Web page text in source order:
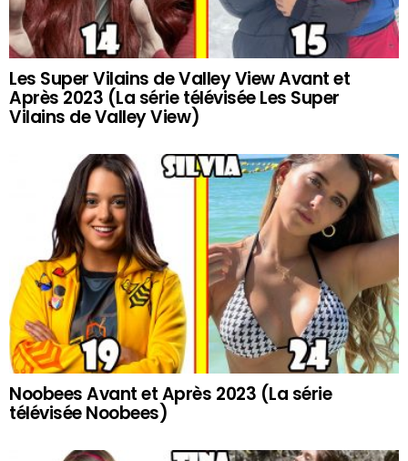
Les Super Vilains de Valley View Avant et
Après 2023 (La série télévisée Les Super
Vilains de Valley View)
Noobees Avant et Après 2023 (La série
télévisée Noobees)